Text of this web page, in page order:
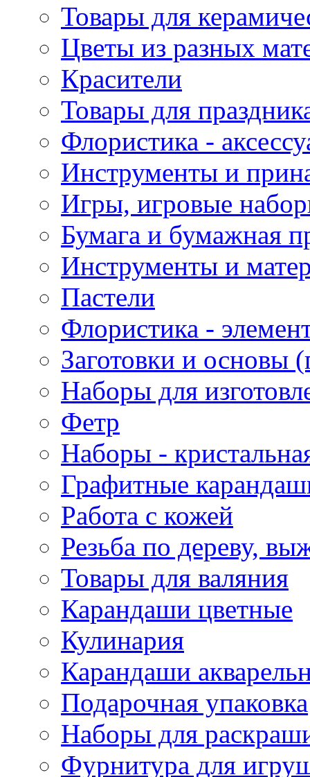
Товары для
Цветы из разных
Красители
Товары для
Флористика -
Инструменты и
Игры, игровые
Бумага и бумажная
Инструменты и
Пастели
Флористика -
Заготовки и основы
Наборы для
Фетр
Наборы -
Графитные
Работа с кожей
Резьба по дереву,
Товары для валяния
Карандаши цветные
Кулинария
Карандаши
Подарочная упаковка
Наборы для
Фурнитура для